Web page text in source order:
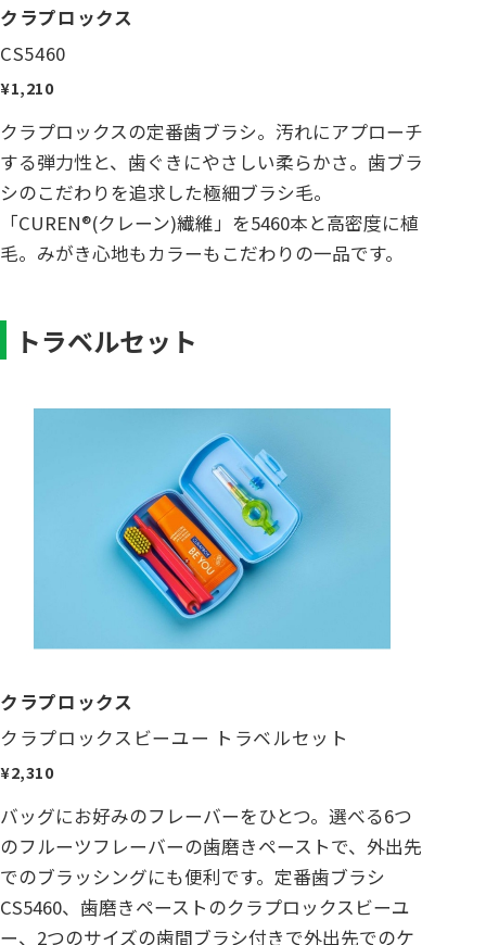
クラプロックス
CS5460
¥1,210
クラプロックスの定番歯ブラシ。汚れにアプローチ
する弾力性と、歯ぐきにやさしい柔らかさ。歯ブラ
シのこだわりを追求した極細ブラシ毛。
「CUREN®(クレーン)繊維」を5460本と高密度に植
毛。みがき心地もカラーもこだわりの一品です。
トラベルセット
クラプロックス
クラプロックスビーユー トラベルセット
¥2,310
バッグにお好みのフレーバーをひとつ。選べる6つ
のフルーツフレーバーの歯磨きペーストで、外出先
でのブラッシングにも便利です。定番歯ブラシ
CS5460、歯磨きペーストのクラプロックスビーユ
ー、2つのサイズの歯間ブラシ付きで外出先でのケ